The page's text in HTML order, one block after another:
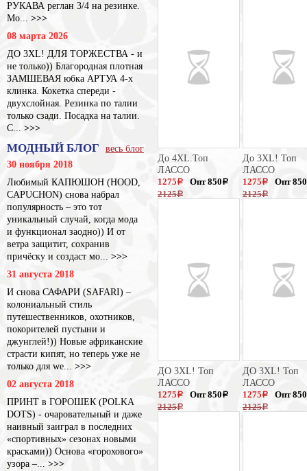
РУКАВА реглан 3/4 на резинке.
Мо... >>>
08 марта 2026
ДО 3XL! ДЛЯ ТОРЖЕСТВА - и
не только)) Благородная плотная
ЗАМШЕВАЯ юбка АРТУА 4-х
клинка. Кокетка спереди -
двухслойная. Резинка по талии
только сзади. Посадка на талии.
С... >>>
МОДНЫЙ БЛОГ
весь блог
30 ноября 2018
Любимый КАПЮШОН (HOOD,
CAPUCHON) снова набрал
популярность – это тот
уникальный случай, когда мода
и функционал заодно)) И от
ветра защитит, сохранив
причёску и создаст мо... >>>
31 августа 2018
И снова САФАРИ (SAFARI) –
колониальный стиль
путешественников, охотников,
покорителей пустыни и
джунглей!)) Новые африканские
страсти кипят, но теперь уже не
только для we... >>>
02 августа 2018
ПРИНТ в ГОРОШЕК (POLKA
DOTS) - очаровательный и даже
наивный заиграл в последних
«спортивных» сезонах новыми
красками)) Основа «горохового»
узора –... >>>
До 4XL.Топ
ЛАССО
1275 a
2125a
Опт 850 a
До 3XL! Топ
ЛАССО
1275 a
2125a
Опт 850
ДО 3XL! Топ
ЛАССО
1275 a
2125a
Опт 850 a
ДО 3XL! Топ
ЛАССО
1275 a
2125a
Опт 850